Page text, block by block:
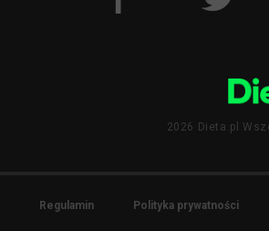
2026 Dieta.pl
Regulamin Polityka prywatności